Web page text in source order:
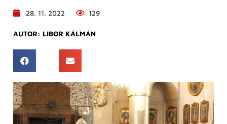
28. 11. 2022 129
AUTOR: LIBOR KÁLMÁN